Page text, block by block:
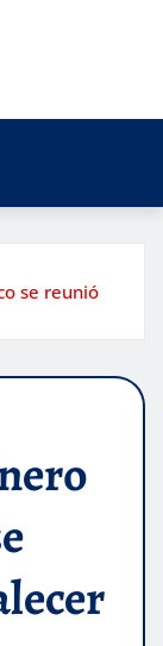
se reunió